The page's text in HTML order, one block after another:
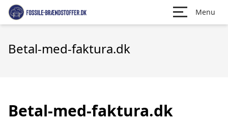
Menu
Betal-med-faktura.dk
Betal-med-faktura.dk